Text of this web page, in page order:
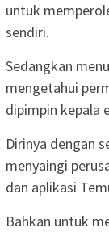
untuk
sendiri.
Sedangkan
mengetahui
dipimpin kepala
Dirinya dengan
menyaingi
dan aplikasi
Bahkan untuk